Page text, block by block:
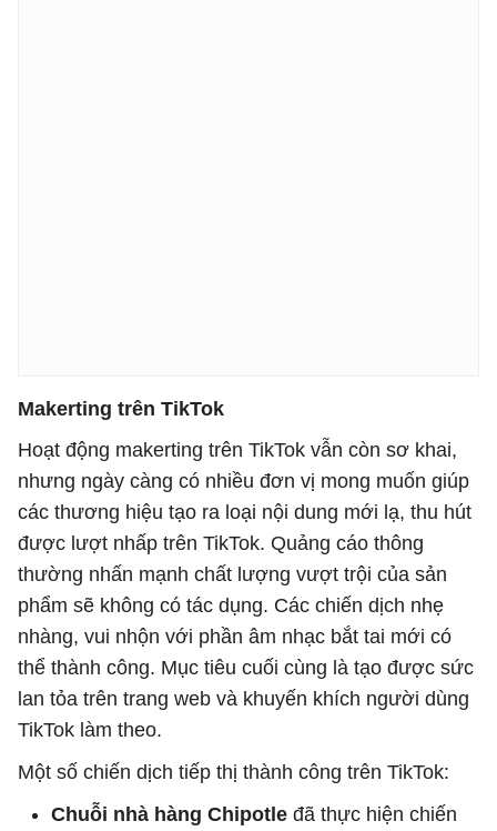
Makerting trên TikTok
Hoạt động makerting trên TikTok vẫn còn sơ khai,
nhưng ngày càng có nhiều đơn vị mong muốn giúp
các thương hiệu tạo ra loại nội dung mới lạ, thu hút
được lượt nhấp trên TikTok. Quảng cáo thông
thường nhấn mạnh chất lượng vượt trội của sản
phẩm sẽ không có tác dụng. Các chiến dịch nhẹ
nhàng, vui nhộn với phần âm nhạc bắt tai mới có
thể thành công. Mục tiêu cuối cùng là tạo được sức
lan tỏa trên trang web và khuyến khích người dùng
TikTok làm theo.
Một số chiến dịch tiếp thị thành công trên TikTok:
Chuỗi nhà hàng Chipotle đã thực hiện chiến